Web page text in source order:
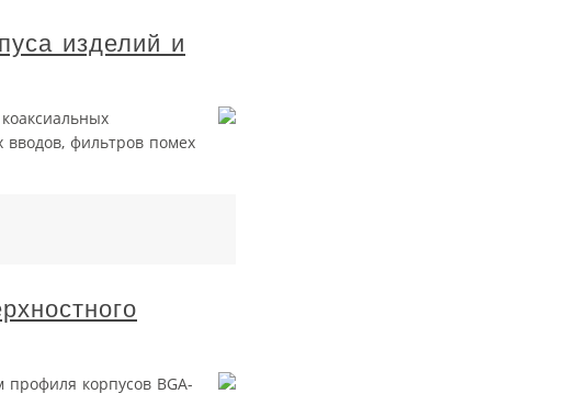
изделий и
вводов, фильтров помех
корпусов BGA-